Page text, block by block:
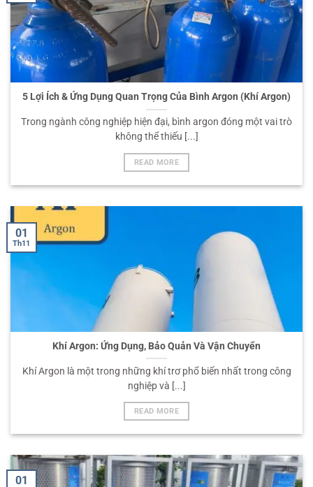
5 Lợi Ích & Ứng Dụng Quan Trọng Của Bình Argon (Khí Argon)
Trong ngành công nghiệp hiện đại, bình argon đóng một vai trò
không thể thiếu [...]
READ MORE
Khí Argon: Ứng Dụng, Bảo Quản Và Vận Chuyển
Khí Argon là một trong những khí trơ phổ biến nhất trong công
nghiệp và [...]
READ MORE
01
Th11
01